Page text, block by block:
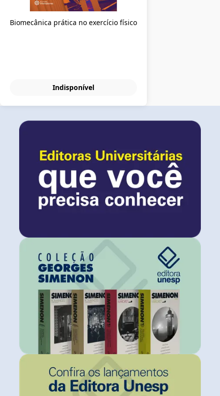
Biomecânica prática no exercício físico
Indisponível